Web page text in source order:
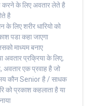
करने के लिए अवतार लेते है
है
के लिए शरीर धारियो को
पडा कहा जाएगा
माध्यम बनाए
अवतार प्रक्रिया के लिए,
अवतार एक प्रवाह है जो
कौन Senior है / साधक
को प्रकाश कहलाता है या